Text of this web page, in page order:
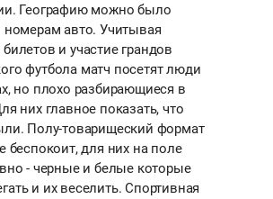
Географию можно было
номерам авто. Учитывая
и участие грандов
футбола матч посетят люди
но плохо разбирающиеся в
них главное показать, что
Полу-товарищеский формат
беспокоит, для них на поле
- черные и белые которые
и их веселить. Спортивная